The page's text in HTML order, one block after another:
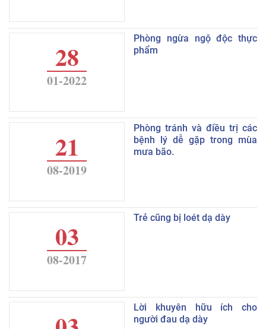
28
01-2022
Phòng ngừa ngộ độc thực
phẩm
21
08-2019
Phòng tránh và điều trị các
bệnh lý dễ gặp trong mùa
mưa bão.
03
08-2017
Trẻ cũng bị loét dạ dày
Lời khuyên hữu ích cho
người đau dạ dày